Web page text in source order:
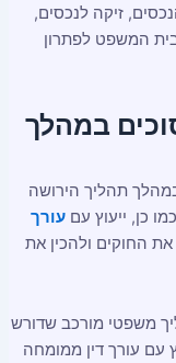
זיקה לנכסים,
המשפט לפתרון
במהלך
תהליך הירושה
כן, ייעוץ עם עורך
את החוקים ולהכין את
משפטי מורכב שדורש
עם עורך דין ממומחה